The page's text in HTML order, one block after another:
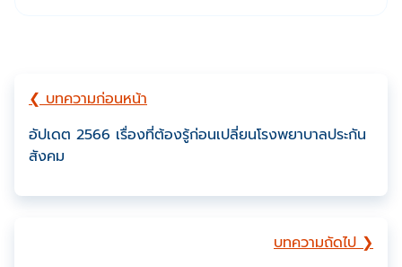
❮ บทความก่อนหน้า
อัปเดต 2566 เรื่องที่ต้องรู้ก่อนเปลี่ยนโรงพยาบาลประกัน
สังคม
บทความถัดไป ❯